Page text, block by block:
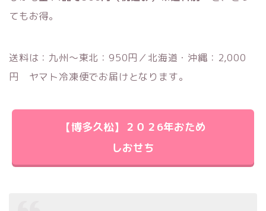
てもお得。
送料は：九州〜東北：950円／北海道・沖縄：2,000
円 ヤマト冷凍便でお届けとなります。
【博多久松】２０２6年おため
しおせち